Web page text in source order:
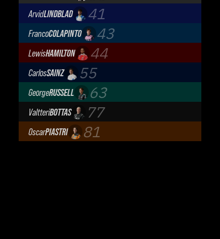
TGR Haas F1 Team
ArvidLINDBLAD 41
Visa Cash App Racing Bulls
FrancoCOLAPINTO 43
BWT Alpine Formula One Team
LewisHAMILTON 44
Scuderia Ferrari
CarlosSAINZ 55
Atlassian Williams F1 Team
GeorgeRUSSELL 63
Mercedes-AMG Petronas F1 Team
ValtteriBOTTAS 77
Cadillac Formula 1 Team
OscarPIASTRI 81